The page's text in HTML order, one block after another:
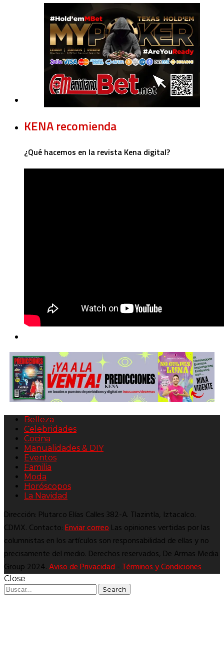
KENA recomienda
¿Qué hacemos en la revista Kena digital?
Belleza
Celebridades
Cocina
Manualidades & DIY
Eventos
Familia
Moda
Horóscopos
La Navidad
Dirección: Plutarco Elías Calles 382-A. Tlazintla, Iztacalco.
CDMX. Contacto:Enviar correoLas opiniones vertidas por las
columnistas en los artículos son responsabilidad de ellas y no
precisamente del medio. Derechos reservados, De Armas Media
Group 2024.Aviso de Privacidad-Términos y Condiciones
Close